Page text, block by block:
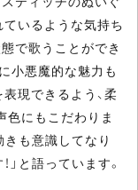
いるような気持ち
で歌うことができ
小悪魔的な魅力も
現できるよう、柔
色にもこだわりま
きも意識してなり
と語っています。